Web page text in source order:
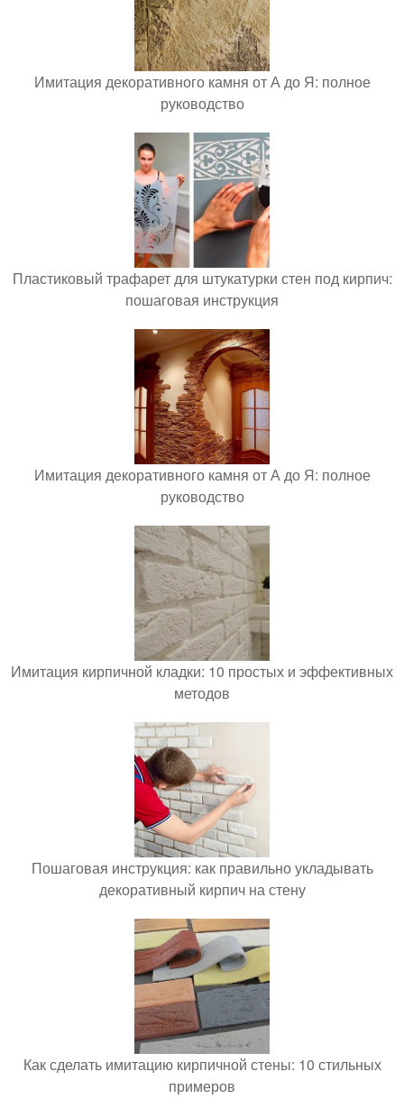
Имитация декоративного камня от А до Я: полное
руководство
Пластиковый трафарет для штукатурки стен под кирпич:
пошаговая инструкция
Имитация декоративного камня от А до Я: полное
руководство
Имитация кирпичной кладки: 10 простых и эффективных
методов
Пошаговая инструкция: как правильно укладывать
декоративный кирпич на стену
Как сделать имитацию кирпичной стены: 10 стильных
примеров